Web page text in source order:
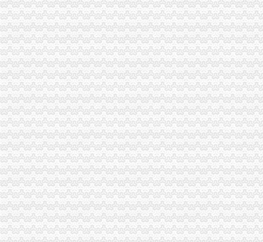
注册各区一般纳税人公司
一般纳税人公司注册的条件是什么？-爱问知识人
一般纳税人公司注册-专项服务-铁道网
一般纳税人公司注册-丽水在线
一般纳税人公司注册的条件是什么？
一般纳税人公司注册【今日推荐网-北京工商/税务/财务】
一般纳税人公司注册的条件是什么【今日推荐网-北京工商/税务/财务】
成立一家一般纳税人公司注册资金少为多少_百度知道
【一般纳税人公司注册服务、注册一般纳税人公司、注册公司办照】
【注册一般纳税人公司,一般纳税人公司注册,山西公司注册。】价格
代办一般纳税人公司提供地址注册_其它类栏目_机电之家网
一般纳税人公司注册-汉唐信通（北京）咨询股份有限公司
【一般纳税人公司注册申请】价格_厂家_图片-Hc360慧聪网
注册一般纳税人公司流程和费用-阿里巴巴
专业一般纳税人公司注册,注册一般纳税人公司需要什么条件费用？
一般纳税人公司注册记账报税_商务服务_厦门小鱼社区_厦门小鱼网
注册一般纳税人公司,一般纳税人工商注册代理_志趣网
注册一般纳税人公司的条件_浦江注册公司代理_新浪博客
增值税一般纳税人公司注册流程,增值税一般纳税人公司_志趣网